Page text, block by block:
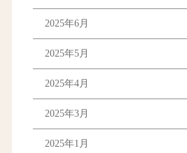
2025年6月
2025年5月
2025年4月
2025年3月
2025年1月